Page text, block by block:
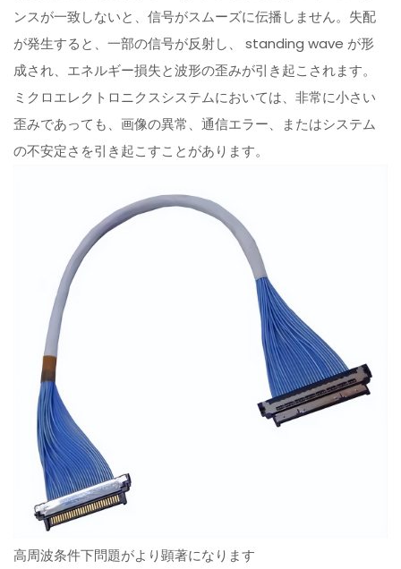
ンスが一致しないと、信号がスムーズに伝播しません。失配
が発生すると、一部の信号が反射し、 standing wave が形
成され、エネルギー損失と波形の歪みが引き起こされます。
ミクロエレクトロニクスシステムにおいては、非常に小さい
歪みであっても、画像の異常、通信エラー、またはシステム
の不安定さを引き起こすことがあります。
高周波条件下問題がより顕著になります